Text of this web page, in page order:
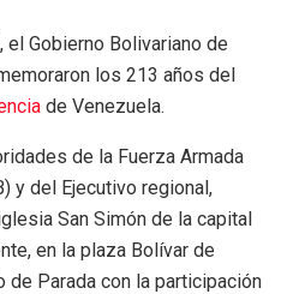
Gobierno Bolivariano de
los 213 años del
de Venezuela.
de la Fuerza Armada
y del Ejecutivo regional,
San Simón de la capital
en la plaza Bolívar de
de Parada con la participación